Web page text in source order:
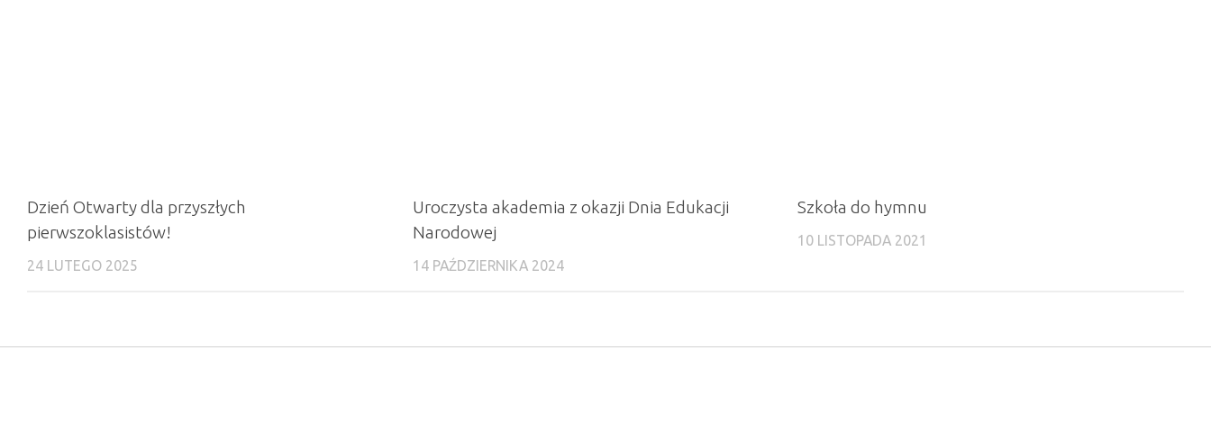
Dzień Otwarty dla przyszłych
pierwszoklasistów!
24 LUTEGO 2025
Uroczysta akademia z okazji Dnia Edukacji
Narodowej
14 PAŹDZIERNIKA 2024
Szkoła do hymnu
10 LISTOPADA 2021